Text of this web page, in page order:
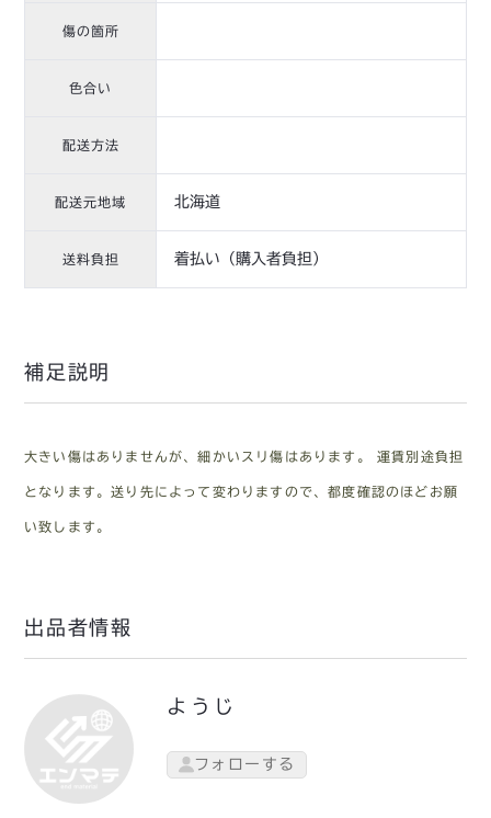
傷の箇所
色合い
配送方法
配送元地域 北海道
送料負担 着払い（購入者負担）
補足説明
大きい傷はありませんが、細かいスリ傷はあります。 運賃別途負担
となります。送り先によって変わりますので、都度確認のほどお願
い致します。
出品者情報
ようじ
フォローする